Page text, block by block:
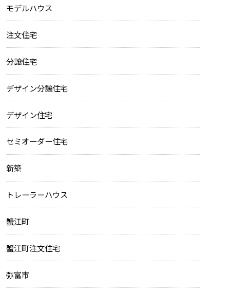
モデルハウス
注文住宅
分譲住宅
デザイン分譲住宅
デザイン住宅
セミオーダー住宅
新築
トレーラーハウス
蟹江町
蟹江町注文住宅
弥富市